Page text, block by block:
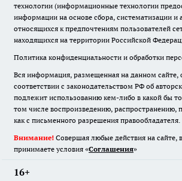
технологии (информационные технологии
информации на основе сбора, систематизации и
относящихся к предпочтениям пользователей
находящихся на территории Российской
Политика конфиденциальности и обработки
Вся информация, размещенная на данном сайте,
соответствии с законодательством РФ об
подлежит использованию кем-либо в какой бы
том числе воспроизведению, распространению,
как с письменного разрешения правообладателя.
Внимание! Совершая любые действия на сайте,
принимаете условия «Cоглашения»
16+